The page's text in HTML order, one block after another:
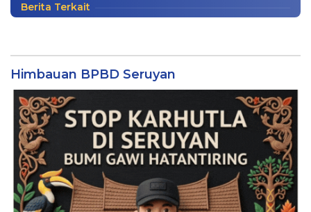
Berita Terkait
Himbauan BPBD Seruyan